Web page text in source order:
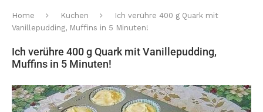
Home Kuchen
Ich verühre 400 g Quark mit
Vanillepudding, Muffins in 5 Minuten!
Ich verühre 400 g Quark mit Vanillepudding,
Muffins in 5 Minuten!